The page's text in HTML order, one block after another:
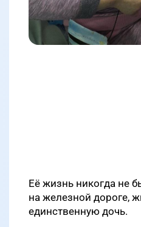
Её жизнь никогда не
на железной дороге,
единственную дочь.